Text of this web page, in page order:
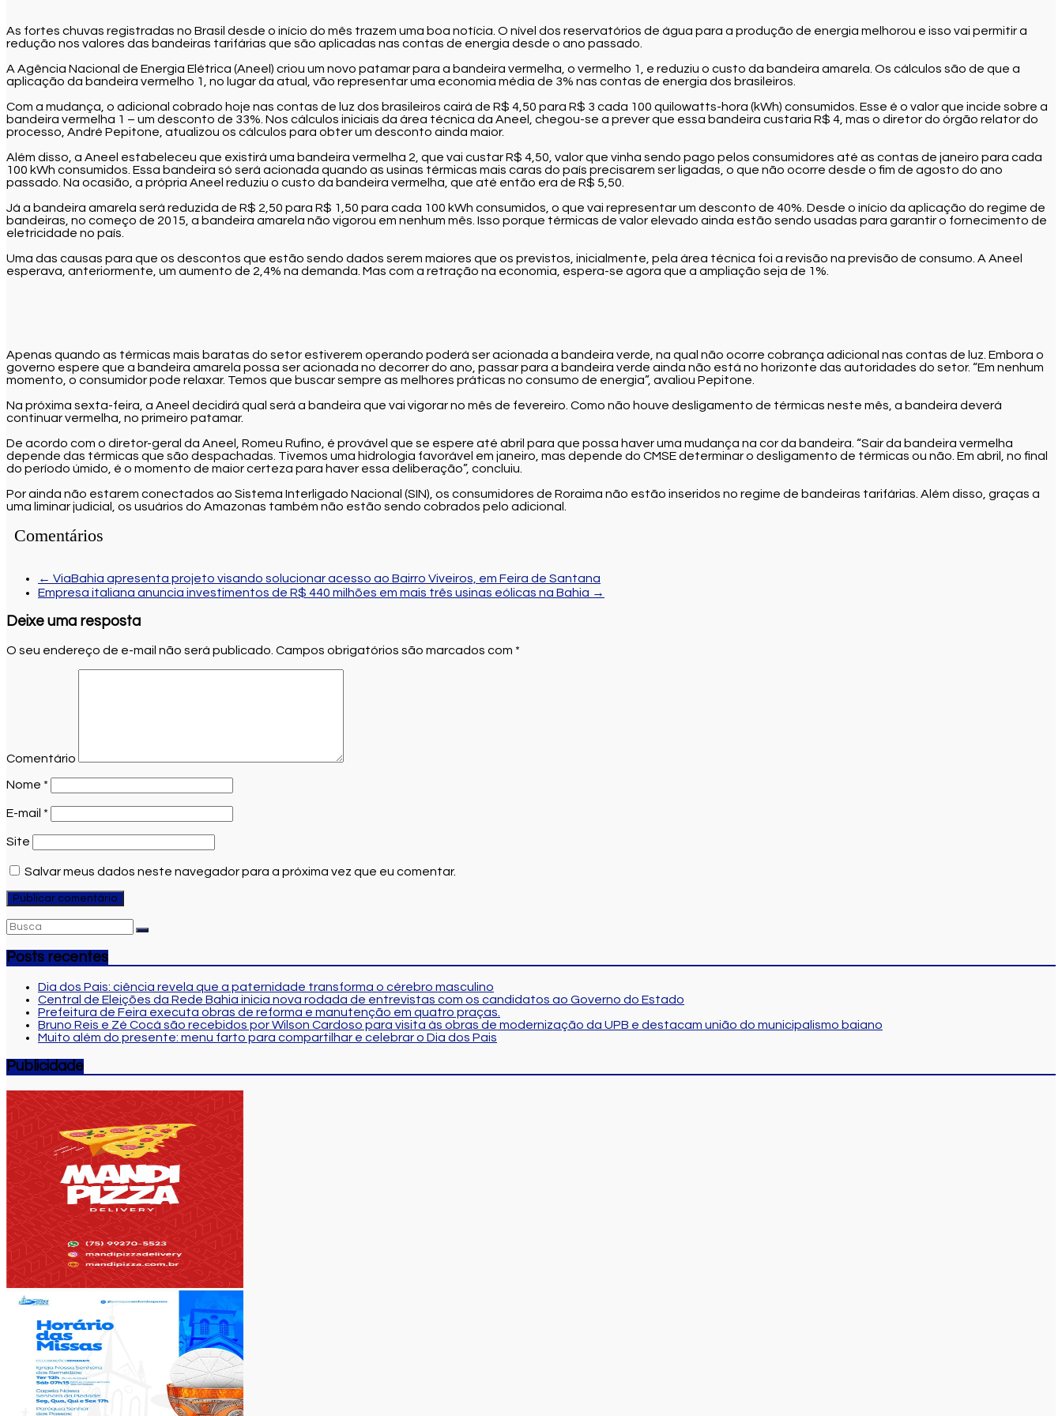
As fortes chuvas registradas no Brasil desde o início do mês trazem uma boa notícia. O nível dos reservatórios de água para a produção de energia melhorou e isso vai permitir a
redução nos valores das bandeiras tarifárias que são aplicadas nas contas de energia desde o ano passado.
A Agência Nacional de Energia Elétrica (Aneel) criou um novo patamar para a bandeira vermelha, o vermelho 1, e reduziu o custo da bandeira amarela. Os cálculos são de que a
aplicação da bandeira vermelho 1, no lugar da atual, vão representar uma economia média de 3% nas contas de energia dos brasileiros.
Com a mudança, o adicional cobrado hoje nas contas de luz dos brasileiros cairá de R$ 4,50 para R$ 3 cada 100 quilowatts-hora (kWh) consumidos. Esse é o valor que incide sobre a
bandeira vermelha 1 – um desconto de 33%. Nos cálculos iniciais da área técnica da Aneel, chegou-se a prever que essa bandeira custaria R$ 4, mas o diretor do órgão relator do
processo, André Pepitone, atualizou os cálculos para obter um desconto ainda maior.
Além disso, a Aneel estabeleceu que existirá uma bandeira vermelha 2, que vai custar R$ 4,50, valor que vinha sendo pago pelos consumidores até as contas de janeiro para cada
100 kWh consumidos. Essa bandeira só será acionada quando as usinas térmicas mais caras do país precisarem ser ligadas, o que não ocorre desde o fim de agosto do ano
passado. Na ocasião, a própria Aneel reduziu o custo da bandeira vermelha, que até então era de R$ 5,50.
Já a bandeira amarela será reduzida de R$ 2,50 para R$ 1,50 para cada 100 kWh consumidos, o que vai representar um desconto de 40%. Desde o início da aplicação do regime de
bandeiras, no começo de 2015, a bandeira amarela não vigorou em nenhum mês. Isso porque térmicas de valor elevado ainda estão sendo usadas para garantir o fornecimento de
eletricidade no país.
Uma das causas para que os descontos que estão sendo dados serem maiores que os previstos, inicialmente, pela área técnica foi a revisão na previsão de consumo. A Aneel
esperava, anteriormente, um aumento de 2,4% na demanda. Mas com a retração na economia, espera-se agora que a ampliação seja de 1%.
Apenas quando as térmicas mais baratas do setor estiverem operando poderá ser acionada a bandeira verde, na qual não ocorre cobrança adicional nas contas de luz. Embora o
governo espere que a bandeira amarela possa ser acionada no decorrer do ano, passar para a bandeira verde ainda não está no horizonte das autoridades do setor. “Em nenhum
momento, o consumidor pode relaxar. Temos que buscar sempre as melhores práticas no consumo de energia”, avaliou Pepitone.
Na próxima sexta-feira, a Aneel decidirá qual será a bandeira que vai vigorar no mês de fevereiro. Como não houve desligamento de térmicas neste mês, a bandeira deverá
continuar vermelha, no primeiro patamar.
De acordo com o diretor-geral da Aneel, Romeu Rufino, é provável que se espere até abril para que possa haver uma mudança na cor da bandeira. “Sair da bandeira vermelha
depende das térmicas que são despachadas. Tivemos uma hidrologia favorável em janeiro, mas depende do CMSE determinar o desligamento de térmicas ou não. Em abril, no final
do período úmido, é o momento de maior certeza para haver essa deliberação”, concluiu.
Por ainda não estarem conectados ao Sistema Interligado Nacional (SIN), os consumidores de Roraima não estão inseridos no regime de bandeiras tarifárias. Além disso, graças a
uma liminar judicial, os usuários do Amazonas também não estão sendo cobrados pelo adicional.
Comentários
← ViaBahia apresenta projeto visando solucionar acesso ao Bairro Viveiros, em Feira de Santana
Empresa italiana anuncia investimentos de R$ 440 milhões em mais três usinas eólicas na Bahia →
Deixe uma resposta
O seu endereço de e-mail não será publicado. Campos obrigatórios são marcados com *
Comentário
Nome *
E-mail *
Site
Salvar meus dados neste navegador para a próxima vez que eu comentar.
Posts recentes
Dia dos Pais: ciência revela que a paternidade transforma o cérebro masculino
Central de Eleições da Rede Bahia inicia nova rodada de entrevistas com os candidatos ao Governo do Estado
Prefeitura de Feira executa obras de reforma e manutenção em quatro praças.
Bruno Reis e Zé Cocá são recebidos por Wilson Cardoso para visita às obras de modernização da UPB e destacam união do municipalismo baiano
Muito além do presente: menu farto para compartilhar e celebrar o Dia dos Pais
Publicidade